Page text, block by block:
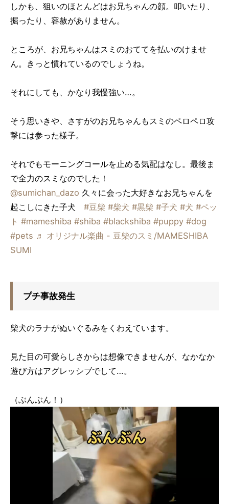
しかも、狙いのほとんどはお兄ちゃんの顔。叩いたり、
掘ったり、容赦がありません。
ところが、お兄ちゃんはスミのおててを払いのけませ
ん。きっと慣れているのでしょうね。
それにしても、かなり我慢強い…。
そう思いきや、さすがのお兄ちゃんもスミのペロペロ攻
撃には参った様子。
それでもモーニングコールを止める気配はなし。最後ま
で全力のスミなのでした！
@sumichan_dazo 久々に会った大好きなお兄ちゃんを
起こしにきた子犬 #豆柴 #柴犬 #黒柴 #子犬 #犬 #ペッ
ト #mameshiba #shiba #blackshiba #puppy #dog
#pets ♬ オリジナル楽曲 - 豆柴のスミ/MAMESHIBA
SUMI
プチ事故発生
柴犬のラナがぬいぐるみをくわえています。
見た目の可愛らしさからは想像できませんが、なかなか
遊び方はアグレッシブでして…。
（ぶんぶん！）